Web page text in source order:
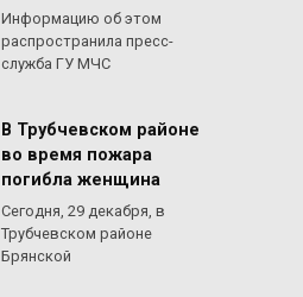
Информацию об этом
распространила пресс-
служба ГУ МЧС
В Трубчевском районе
во время пожара
погибла женщина
Сегодня, 29 декабря, в
Трубчевском районе
Брянской